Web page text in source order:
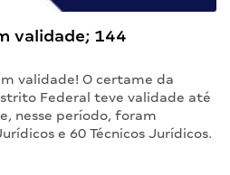
validade; 144
validade! O certame da
Federal teve validade até
nesse período, foram
e 60 Técnicos Jurídicos.